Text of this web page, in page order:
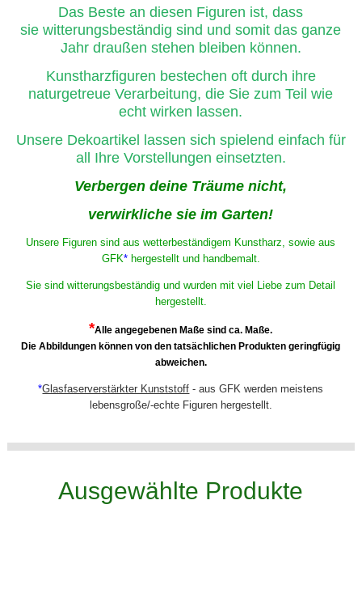
Das Beste an diesen Figuren ist, dass
sie witterungsbeständig sind und somit das ganze
Jahr draußen stehen bleiben können.
Kunstharzfiguren bestechen oft durch ihre
naturgetreue Verarbeitung, die Sie zum Teil wie
echt wirken lassen.
Unsere Dekoartikel lassen sich spielend einfach für
all Ihre Vorstellungen einsetzten.
Verbergen deine Träume nicht,
verwirkliche sie im Garten!
Unsere Figuren sind aus wetterbeständigem Kunstharz, sowie aus
GFK*hergestellt und handbemalt.
Sie sind witterungsbeständig und wurden mit viel Liebe zum Detail
hergestellt.
*Alle angegebenen Maße sind ca. Maße.
Die Abbildungen können von den tatsächlichen Produkten geringfügig
abweichen.
*Glasfaserverstärkter Kunststoff - aus GFK werden meistens
lebensgroße/-echte Figuren hergestellt.
Ausgewählte Produkte